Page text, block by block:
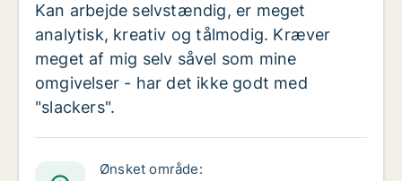
Kan arbejde selvstændig, er meget
analytisk, kreativ og tålmodig. Kræver
meget af mig selv såvel som mine
omgivelser - har det ikke godt med
"slackers".
Ønsket område: